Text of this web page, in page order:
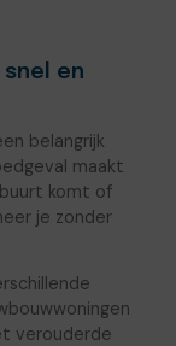
en
belangrijk
maakt
komt of
je zonder
verouderde